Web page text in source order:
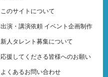
このサイトについて
出演・講演依頼 イベント企画制作
新人タレント募集について
応援してくださる皆様へのお願い
よくあるお問い合わせ